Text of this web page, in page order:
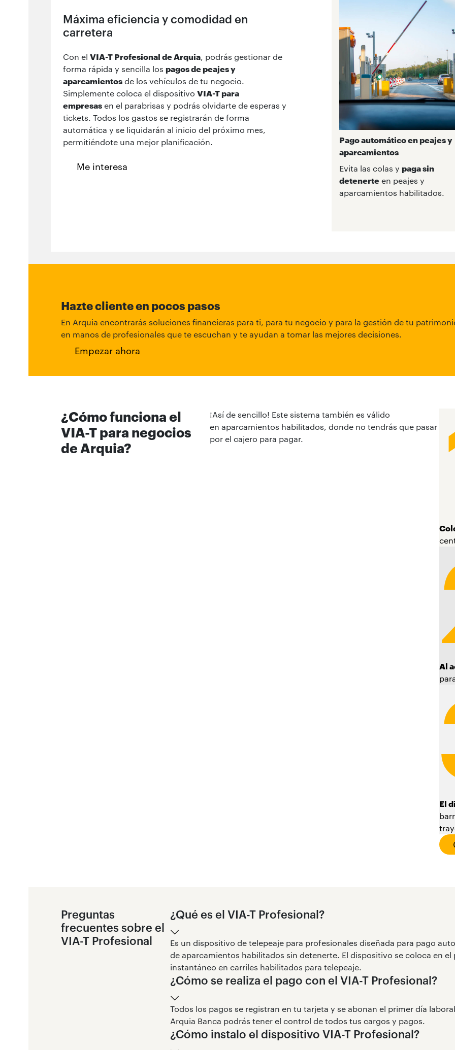
Máxima eficiencia y comodidad en
carretera
Con el VIA-T Profesional de Arquia, podrás gestionar de
forma rápida y sencilla los pagos de peajes y
aparcamientos de los vehículos de tu negocio.
Simplemente coloca el dispositivo VIA-T para
empresas en el parabrisas y podrás olvidarte de esperas y
tickets. Todos los gastos se registrarán de forma
automática y se liquidarán al inicio del próximo mes,
permitiéndote una mejor planificación.
Me interesa
Pago automático en peajes y
aparcamientos
Evita las colas y paga sin
detenerteen peajes y
aparcamientos habilitados.
Hazte cliente en pocos pasos
En Arquia encontrarás soluciones financieras para ti, para tu negocio y para la gestión de tu
en manos de profesionales que te escuchan y te ayudan a tomar las mejores decisiones.
Empezar ahora
¿Cómo funciona el
VIA-T para negocios
de Arquia?
¡Así de sencillo! Este sistema también es válido
en aparcamientos habilitados, donde no tendrás que pasar
por el cajero para pagar.
Al
El
Preguntas
frecuentes sobre el
VIA-T Profesional
¿Qué es el VIA-T Profesional?
Es un dispositivo de telepeaje para profesionales diseñada para pago
de aparcamientos habilitados sin detenerte. El dispositivo se coloca en
instantáneo en carriles habilitados para telepeaje.
¿Cómo se realiza el pago con el VIA-T Profesional?
Todos los pagos se registran en tu tarjeta y se abonan el primer día
Arquia Banca podrás tener el control de todos tus cargos y pagos.
¿Cómo instalo el dispositivo VIA-T Profesional?